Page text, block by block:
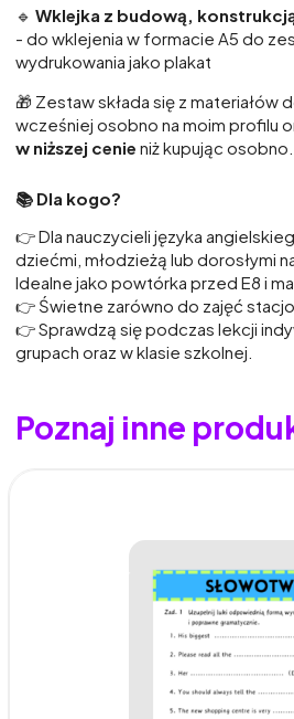
🔹 Wklejka z budową,
- do wklejenia w formacie A5 do
wydrukowania jako plakat
🎁 Zestaw składa się z materiałów
wcześniej osobno na moim profilu
w niższej cenie niż kupując osobno.
📚 Dla kogo?
👉 Dla nauczycieli języka
dziećmi, młodzieżą lub dorosłymi
Idealne jako powtórka przed E8 i
👉 Świetne zarówno do zajęć
👉 Sprawdzą się podczas lekcji
grupach oraz w klasie szkolnej.
Poznaj inne